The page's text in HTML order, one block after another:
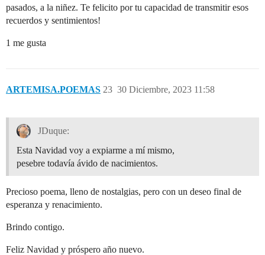
pasados, a la niñez. Te felicito por tu capacidad de transmitir esos
recuerdos y sentimientos!
1 me gusta
ARTEMISA.POEMAS 30 Diciembre, 2023 11:58
23
JDuque:
Esta Navidad voy a expiarme a mí mismo,
pesebre todavía ávido de nacimientos.
Precioso poema, lleno de nostalgias, pero con un deseo final de
esperanza y renacimiento.
Brindo contigo.
Feliz Navidad y próspero año nuevo.